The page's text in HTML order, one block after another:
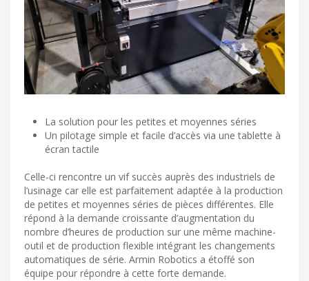
La solution pour les petites et moyennes séries
Un pilotage simple et facile d’accès via une tablette à
écran tactile
Celle-ci rencontre un vif succès auprès des industriels de
l’usinage car elle est parfaitement adaptée à la production
de petites et moyennes séries de pièces différentes. Elle
répond à la demande croissante d’augmentation du
nombre d’heures de production sur une même machine-
outil et de production flexible intégrant les changements
automatiques de série. Armin Robotics a étoffé son
équipe pour répondre à cette forte demande.